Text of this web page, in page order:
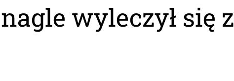
wyleczył się z